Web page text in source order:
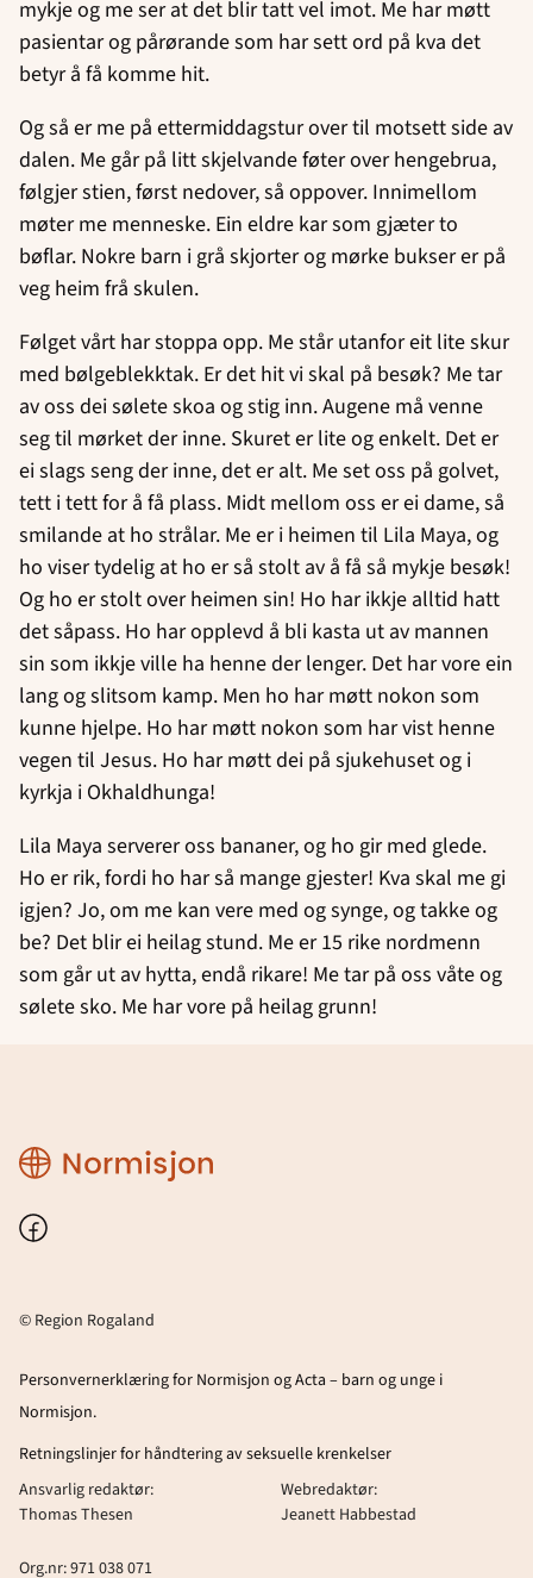
mykje og me ser at det blir tatt vel imot. Me har møtt
pasientar og pårørande som har sett ord på kva det
betyr å få komme hit.
Og så er me på ettermiddagstur over til motsett side av
dalen. Me går på litt skjelvande føter over hengebrua,
følgjer stien, først nedover, så oppover. Innimellom
møter me menneske. Ein eldre kar som gjæter to
bøflar. Nokre barn i grå skjorter og mørke bukser er på
veg heim frå skulen.
Følget vårt har stoppa opp. Me står utanfor eit lite skur
med bølgeblekktak. Er det hit vi skal på besøk? Me tar
av oss dei sølete skoa og stig inn. Augene må venne
seg til mørket der inne. Skuret er lite og enkelt. Det er
ei slags seng der inne, det er alt. Me set oss på golvet,
tett i tett for å få plass. Midt mellom oss er ei dame, så
smilande at ho strålar. Me er i heimen til Lila Maya, og
ho viser tydelig at ho er så stolt av å få så mykje besøk!
Og ho er stolt over heimen sin! Ho har ikkje alltid hatt
det såpass. Ho har opplevd å bli kasta ut av mannen
sin som ikkje ville ha henne der lenger. Det har vore ein
lang og slitsom kamp. Men ho har møtt nokon som
kunne hjelpe. Ho har møtt nokon som har vist henne
vegen til Jesus. Ho har møtt dei på sjukehuset og i
kyrkja i Okhaldhunga!
Lila Maya serverer oss bananer, og ho gir med glede.
Ho er rik, fordi ho har så mange gjester! Kva skal me gi
igjen? Jo, om me kan vere med og synge, og takke og
be? Det blir ei heilag stund. Me er 15 rike nordmenn
som går ut av hytta, endå rikare! Me tar på oss våte og
sølete sko. Me har vore på heilag grunn!
Region
Rogaland
Facebook
© Region Rogaland
Personvernerklæring for Normisjon og Acta – barn og unge i
Normisjon.
Retningslinjer for håndtering av seksuelle krenkelser
Ansvarlig redaktør:
Thomas Thesen
Webredaktør:
Jeanett Habbestad
Org.nr: 971 038 071